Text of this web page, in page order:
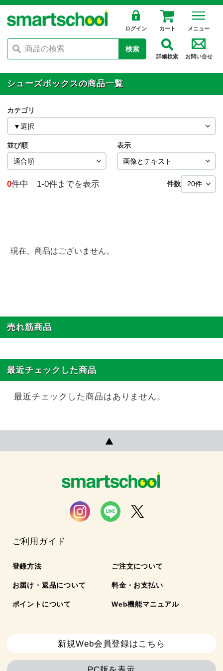
ログイン カート メニュー
検索
詳細検索 お問い合せ
シューズボックスの商品一覧
カテゴリ
並び順 表示
0件中 1-0件までを表示 件数
現在、商品はございません。
売れ筋商品
最近チェックした商品
最近チェックした商品はありません。
ご利用ガイド
登録方法 ご注文について
お届け・返品について 料金・お支払い
ポイントについて Web機能マニュアル
新規Web会員登録はこちら